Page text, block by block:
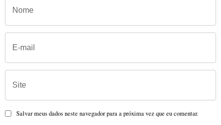
Salvar meus dados neste navegador para a próxima vez que eu comentar.